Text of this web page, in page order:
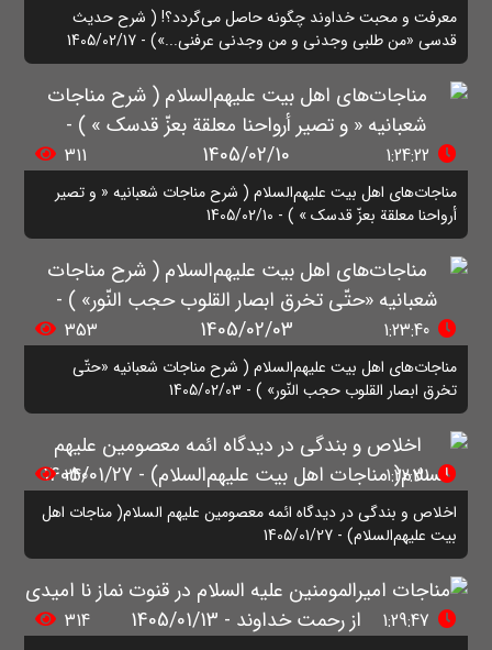
معرفت و محبت خداوند چگونه حاصل می‌گردد؟! ( شرح حدیث
قدسی «من طلبی وجدنی و من وجدنی عرفنی...») - 1405/02/17
1:24:22
311
مناجات‌های اهل بیت علیهم‌السلام ( شرح مناجات شعبانیه « و تصیر
أرواحنا معلقة بعزّ قدسک » ) - 1405/02/10
1:23:40
353
مناجات‌های اهل بیت علیهم‌السلام ( شرح مناجات شعبانیه «حتّی
تخرق ابصار القلوب حجب النّور» ) - 1405/02/03
1:22:31
240
اخلاص و بندگی در دیدگاه ائمه معصومین علیهم السلام( مناجات اهل
بیت علیهم‌السلام) - 1405/01/27
1:29:47
314